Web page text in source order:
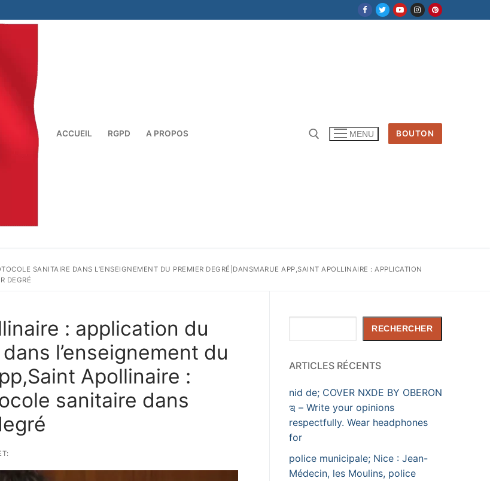
ACCUEIL RGPD A PROPOS MENU BOUTON
SANITAIRE DANS L’ENSEIGNEMENT DU PREMIER DEGRÉ|DANSMARUE APP,SAINT APOLLINAIRE : APPLICATION
DEGRÉ
: application du
l’enseignement du
Apollinaire :
sanitaire dans
RECHERCHER
ARTICLES RÉCENTS
nid de; COVER NXDE BY OBERON
ಇ – Write your opinions
respectfully. Wear headphones
for
police municipale; Nice : Jean-
Médecin, les Moulins, police